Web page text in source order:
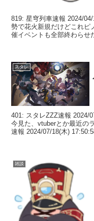
819: 星穹列車速報 2024/
勢で花火新規だけどこれピ
催イベントも全部終わらせ
スタレ
401: スタレZZZ速報 2024/
今見た、vtuberとか最近の
速報 2024/07/18(木)
雑談